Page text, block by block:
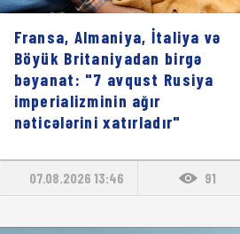
Fransa, Almaniya, İtaliya və
Böyük Britaniyadan birgə
bəyanat: "7 avqust Rusiya
imperializminin ağır
nəticələrini xatırladır"
07.08.2026 13:46 91